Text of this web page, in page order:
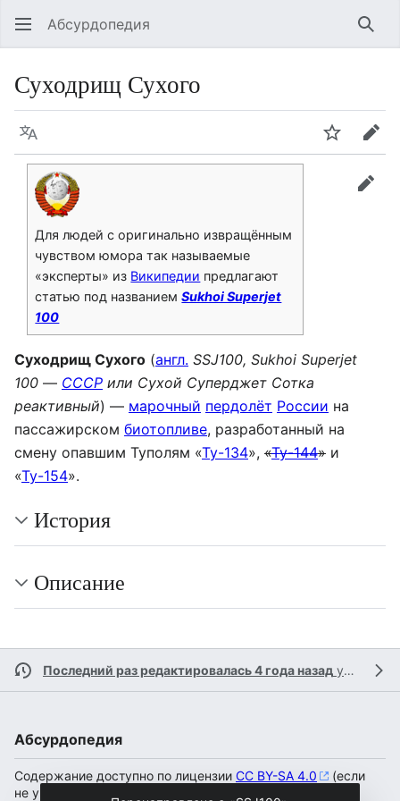
Абсурдопедия
Суходрищ Сухого
Язык
Для людей с оригинально извращённым
чувством юмора так называемые
«эксперты» из Википедии предлагают
статью под названиемSukhoi Superjet
100
Суходрищ Сухого (англ. SSJ100, Sukhoi Superjet
100 — СССР или Сухой Суперджет Сотка
реактивный) — марочный пердолёт России на
пассажирском биотопливе, разработанный на
смену опавшим Туполям «Ту-134», «Ту-144» и
«Ту-154».
История
Описание
Последний раз редактировалась 4 года назад участником
Абсурдопедия
Содержание доступно по лицензии CC BY-SA 4.0
(если
не указано иное).